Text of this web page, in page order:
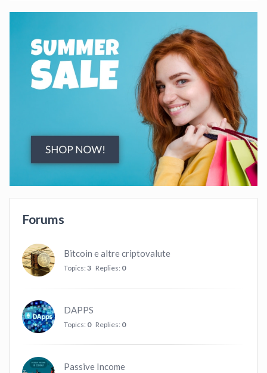
Forums
Bitcoin e altre criptovalute
Topics: 3 Replies: 0
DAPPS
Topics: 0 Replies: 0
Passive Income